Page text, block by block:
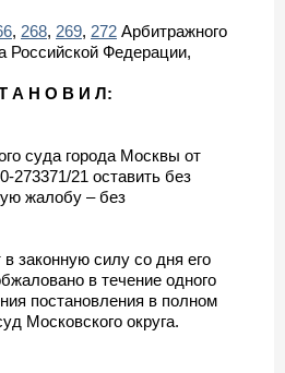
, 268, 269, 272 Арбитражного
Российской Федерации,
А Н О В И Л:
суда города Москвы от
21 оставить без
жалобу – без
законную силу со дня его
в течение одного
постановления в полном
Московского округа.